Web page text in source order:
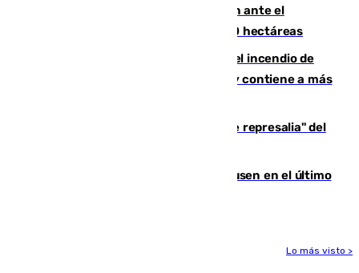
Moreno pide extremar la precaución ante el
incendio de Niebla, que supera las 4.000 hectáreas
340 personas más desalojadas por el incendio de
Niebla, que mantiene a 410 evacuadas y contiene a más
Italia responde ante las "medidas de represalia" del
El Sevilla se desinfla ante el Leverkusen en el último
Lo más visto >